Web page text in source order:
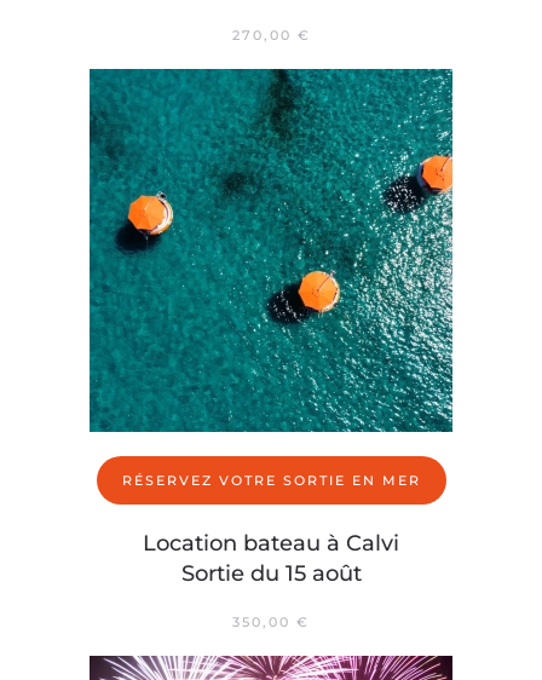
270,00 €
RÉSERVEZ VOTRE SORTIE EN MER
Location bateau à Calvi
Sortie du 15 août
350,00 €